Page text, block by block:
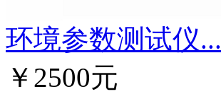
环境参数测试仪...
￥2500元